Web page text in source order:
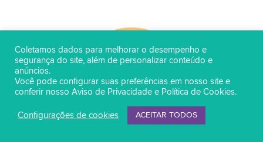
Coletamos dados para melhorar o desempenho e
segurança do site, além de personalizar conteúdo e
anúncios.
Você pode configurar suas preferências em nosso site e
conferir nosso Aviso de Privacidade e Política de Cookies.
Configurações de cookies ACEITAR TODOS